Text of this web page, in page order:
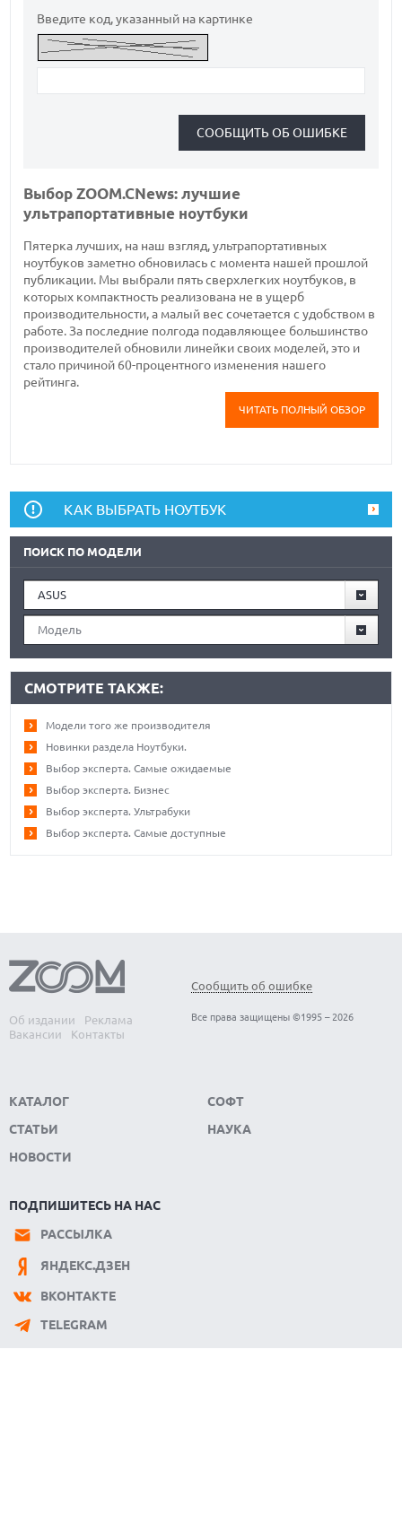
Введите код, указанный на картинке
Выбор ZOOM.CNews: лучшие
ультрапортативные ноутбуки
Пятерка лучших, на наш взгляд, ультрапортативных
ноутбуков заметно обновилась с момента нашей прошлой
публикации. Мы выбрали пять сверхлегких ноутбуков, в
которых компактность реализована не в ущерб
производительности, а малый вес сочетается с удобством в
работе. За последние полгода подавляющее большинство
производителей обновили линейки своих моделей, это и
стало причиной 60-процентного изменения нашего
рейтинга.
ЧИТАТЬ ПОЛНЫЙ ОБЗОР
КАК ВЫБРАТЬ НОУТБУК
ПОИСК ПО МОДЕЛИ
ASUS
Модель
СМОТРИТЕ ТАКЖЕ:
Модели того же производителя
Новинки раздела Ноутбуки.
Выбор эксперта. Самые ожидаемые
Выбор эксперта. Бизнес
Выбор эксперта. Ультрабуки
Выбор эксперта. Самые доступные
Об издании
Реклама
Вакансии
Контакты
Сообщить об ошибке
Все права защищены ©1995 – 2026
КАТАЛОГ
СТАТЬИ
НОВОСТИ
СОФТ
НАУКА
ПОДПИШИТЕСЬ НА НАС
РАССЫЛКА
ЯНДЕКС.ДЗЕН
ВКОНТАКТЕ
TELEGRAM